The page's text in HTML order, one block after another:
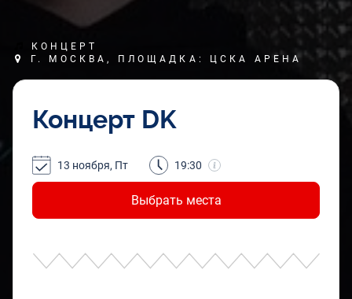
КОНЦЕРТ
Г. МОСКВА, ПЛОЩАДКА: ЦСКА АРЕНА
Концерт DK
Выбрать места
13 ноября, Пт 19:30